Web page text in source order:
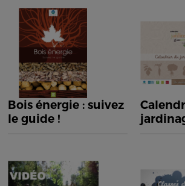
Bois énergie : suivez
le guide !